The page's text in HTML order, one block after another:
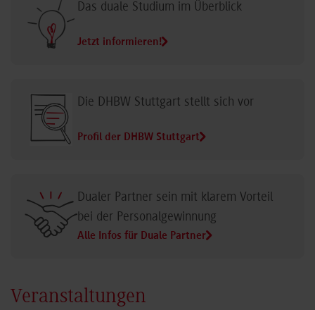
Das duale Studium im Überblick
Jetzt informieren!
Die DHBW Stuttgart stellt sich vor
Profil der DHBW Stuttgart
Dualer Partner sein mit klarem Vorteil
bei der Personalgewinnung
Alle Infos für Duale Partner
Veranstaltungen